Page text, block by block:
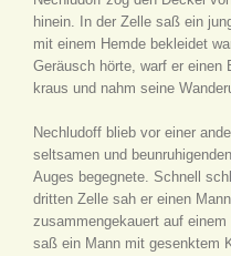
hinein. In der Zelle saß ein
mit einem Hemde bekleidet
Geräusch hörte, warf er
kraus und nahm seine
Nechludoff blieb vor einer
seltsamen und
Auges begegnete. Schnell
dritten Zelle sah er einen
zusammengekauert auf
saß ein Mann mit gesenktem